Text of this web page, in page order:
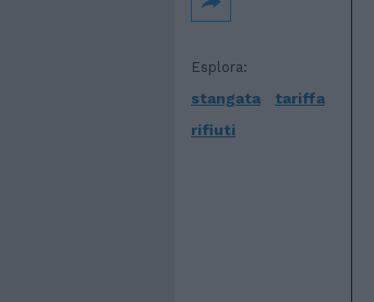
Esplora:
stangata
tariffa
rifiuti